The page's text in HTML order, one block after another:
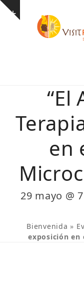
Skip
Show
“El
en
29 mayo @
Bienvenida »
exposición en